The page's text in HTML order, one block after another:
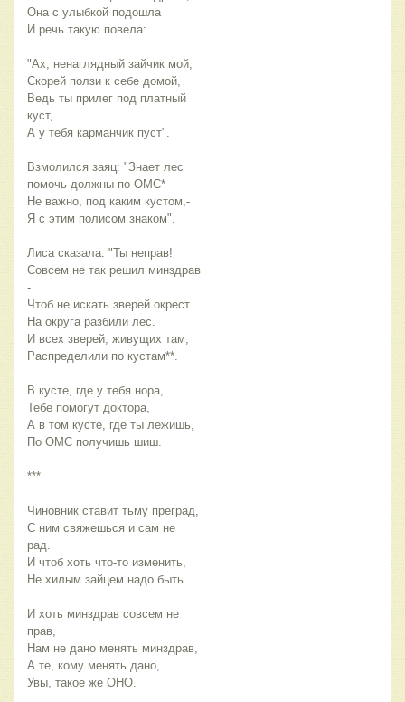
Она с улыбкой подошла
И речь такую повела:
"Ах, ненаглядный зайчик мой,
Скорей ползи к себе домой,
Ведь ты прилег под платный
куст,
А у тебя карманчик пуст".
Взмолился заяц: "Знает лес
помочь должны по ОМС*
Не важно, под каким кустом,-
Я с этим полисом знаком".
Лиса сказала: "Ты неправ!
Совсем не так решил минздрав
-
Чтоб не искать зверей окрест
На округа разбили лес.
И всех зверей, живущих там,
Распределили по кустам**.
В кусте, где у тебя нора,
Тебе помогут доктора,
А в том кусте, где ты лежишь,
По ОМС получишь шиш.
***
Чиновник ставит тьму преград,
С ним свяжешься и сам не
рад.
И чтоб хоть что-то изменить,
Не хилым зайцем надо быть.
И хоть минздрав совсем не
прав,
Нам не дано менять минздрав,
А те, кому менять дано,
Увы, такое же ОНО.